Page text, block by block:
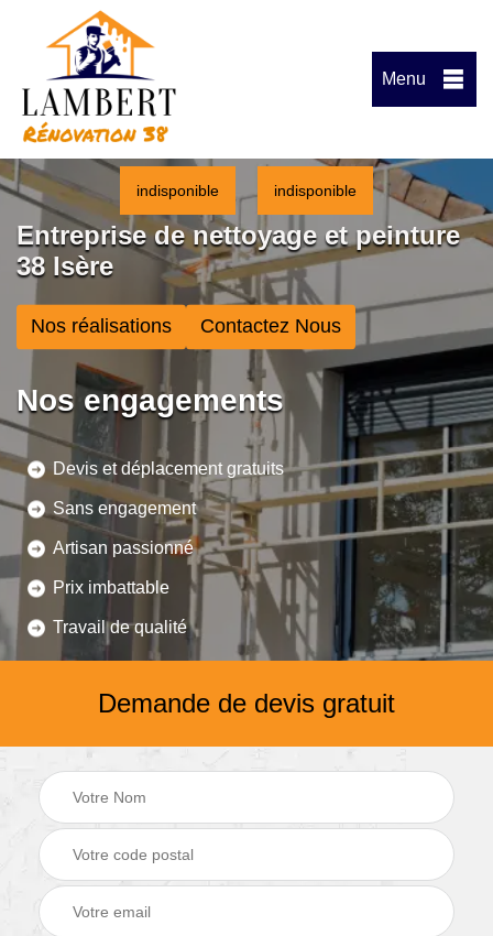
Menu
indisponible indisponible
Entreprise de nettoyage et peinture
38 Isère
Nos réalisations Contactez Nous
Nos engagements
Devis et déplacement gratuits
Sans engagement
Artisan passionné
Prix imbattable
Travail de qualité
Demande de devis gratuit